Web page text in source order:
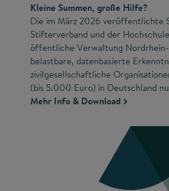
Kleine Summen, große Hilfe?
Die im März 2026 veröffentlichte
Stifterverband und der
öffentliche Verwaltung
belastbare, datenbasierte
zivilgesellschaftliche
(bis 5.000 Euro) in Deutschland
Mehr Info & Download